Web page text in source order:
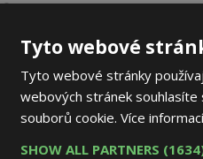
29. 6. 2026
Agentura CzechInvest vyhlásila
oceňuje nejzdařilejší projekty
republiky.
Tyto webové
Tyto webové stránky
webových stránek souhlasíte
souborů cookie. Více informací
SHOW ALL PARTNERS